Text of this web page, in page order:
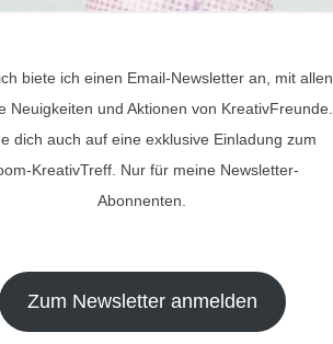
biete ich einen Email-Newsletter an, mit allen
Neuigkeiten und Aktionen von KreativFreunde.
dich auch auf eine exklusive Einladung zum
KreativTreff. Nur für meine Newsletter-
Abonnenten.
Zum Newsletter anmelden